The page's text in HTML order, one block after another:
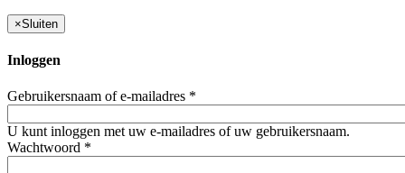
×Sluiten
Inloggen
Gebruikersnaam of e-mailadres *
U kunt inloggen met uw e-mailadres of uw gebruikersnaam.
Wachtwoord *